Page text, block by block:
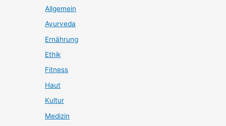
Allgemein
Ayurveda
Ernährung
Ethik
Fitness
Haut
Kultur
Medizin